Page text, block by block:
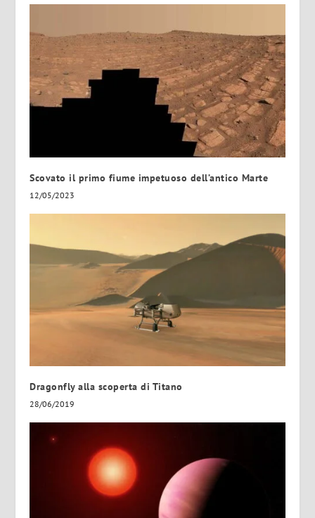
Scovato il primo fiume impetuoso dell’antico Marte
12/05/2023
Dragonfly alla scoperta di Titano
28/06/2019